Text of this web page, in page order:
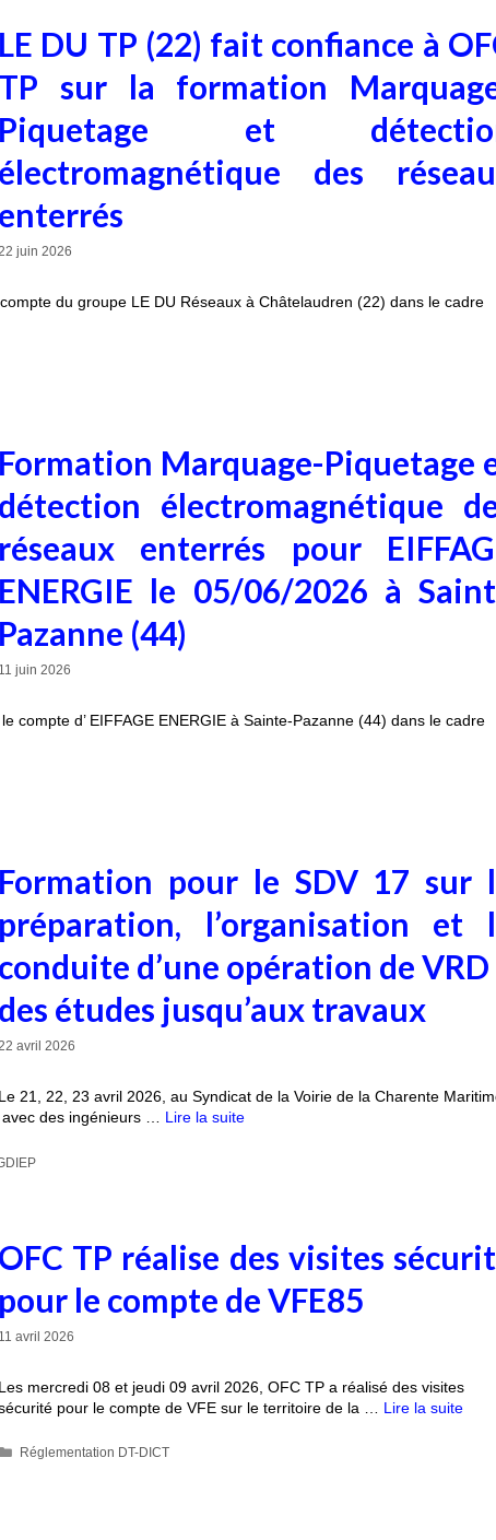
LE DU TP (22) fait confiance à
TP sur la formation
Piquetage et
électromagnétique des
enterrés
juin 2026
du groupe LE DU Réseaux à Châtelaudren (22) dans le cadre
Formation Marquage-Piquetage
détection électromagnétique
réseaux enterrés pour
ENERGIE le 05/06/2026 à
Pazanne (44)
11 juin 2026
compte d’ EIFFAGE ENERGIE à Sainte-Pazanne (44) dans le cadre
Formation pour le SDV 17 sur
préparation, l’organisation et
conduite d’une opération de VRD
des études jusqu’aux travaux
avril 2026
Le 21, 22, 23 avril 2026, au Syndicat de la Voirie de la Charente
des ingénieurs … Lire la suite
OFC TP réalise des visites
pour le compte de VFE85
11 avril 2026
Les mercredi 08 et jeudi 09 avril 2026, OFC TP a réalisé des visites
pour le compte de VFE sur le territoire de la … Lire la suite
Réglementation DT-DICT